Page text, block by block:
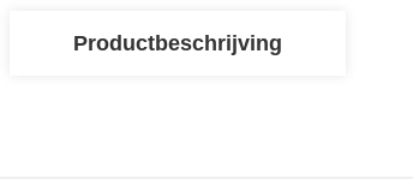
Productbeschrijving